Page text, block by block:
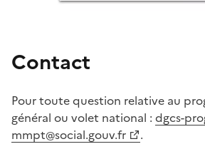
Contact
Pour toute question relative au
général ou volet national : dgcs-
mmpt@social.gouv.fr
.